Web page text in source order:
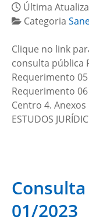
Última
Categoria
Clique no link
consulta pública
Requerimento
Requerimento
Centro 4.
ESTUDOS
01/2023